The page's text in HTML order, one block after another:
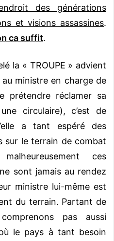
des générations
et visions assassines.
ca suffit.
la « TROUPE » advient
ministre en charge de
prétendre réclamer sa
circulaire), c’est de
a tant espéré des
sur le terrain de combat
ces
sont jamais au rendez
ministre lui-même est
du terrain. Partant de
pas aussi
le pays à tant besoin